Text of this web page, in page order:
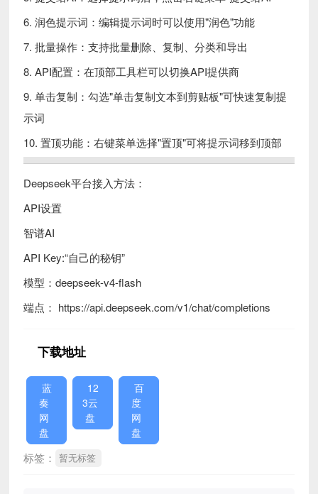
6. 润色提示词：编辑提示词时可以使用"润色"功能
7. 批量操作：支持批量删除、复制、分类和导出
8. API配置：在顶部工具栏可以切换API提供商
9. 单击复制：勾选"单击复制文本到剪贴板"可快速复制提
示词
10. 置顶功能：右键菜单选择"置顶"可将提示词移到顶部
Deepseek平台接入方法：
API设置
智谱AI
API Key:“自己的秘钥”
模型：deepseek-v4-flash
端点： https://api.deepseek.com/v1/chat/completions
下载地址
蓝
奏
网
盘
12
3云
盘
百
度
网
盘
标签： 暂无标签